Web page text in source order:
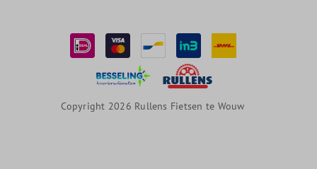
Copyright 2026 Rullens Fietsen te Wouw